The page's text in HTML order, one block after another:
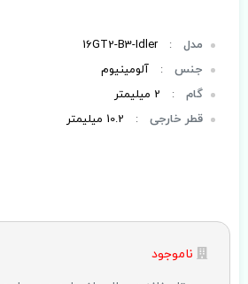
مدل :
16GT2-B3-Idler
جنس :
آلومینیوم
گام :
2 میلیمتر
قطر خارجی : 10.2 میلیمتر
ناموجود